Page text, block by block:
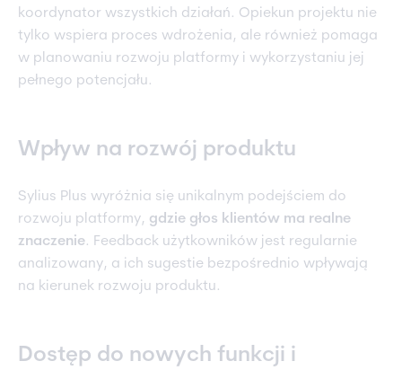
koordynator wszystkich działań. Opiekun projektu nie
tylko wspiera proces wdrożenia, ale również pomaga
w planowaniu rozwoju platformy i wykorzystaniu jej
pełnego potencjału.
Wpływ na rozwój produktu
Sylius Plus wyróżnia się unikalnym podejściem do
rozwoju platformy, gdzie głos klientów ma realne
znaczenie. Feedback użytkowników jest regularnie
analizowany, a ich sugestie bezpośrednio wpływają
na kierunek rozwoju produktu.
Dostęp do nowych funkcji i